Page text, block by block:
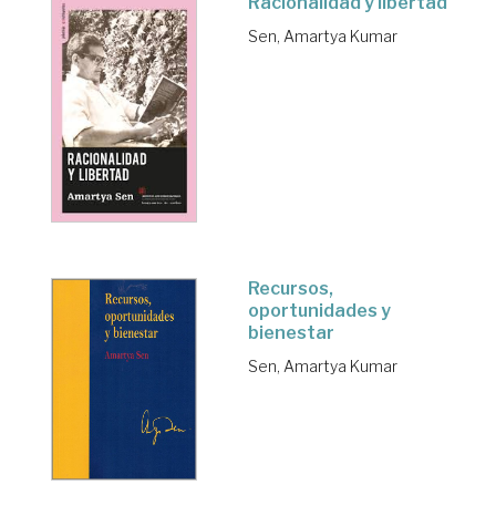
Sen, Amartya Kumar
Recursos,
oportunidades y
bienestar
Sen, Amartya Kumar